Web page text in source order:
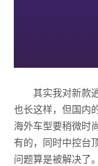
其实我对新款
也长这样，但国内
海外车型要稍微时
有的，同时中控台
问题算是被解决了。